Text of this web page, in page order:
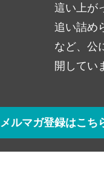
這い上が
追い詰め
など、公
開してい
メルマガ登録はこち